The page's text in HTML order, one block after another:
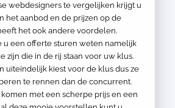
webdesigners te vergelijken krijgt u
het aanbod en de prijzen op de
het ook andere voordelen.
u een offerte sturen weten namelijk
zijn die in de rij staan voor uw klus.
uiteindelijk kiest voor de klus dus ze
te rennen dan de concurrent.
met een scherpe prijs en een